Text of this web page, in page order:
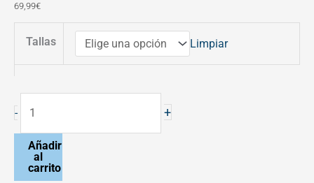
69,99€
Tallas Limpiar
- +
Añadir
al
carrito